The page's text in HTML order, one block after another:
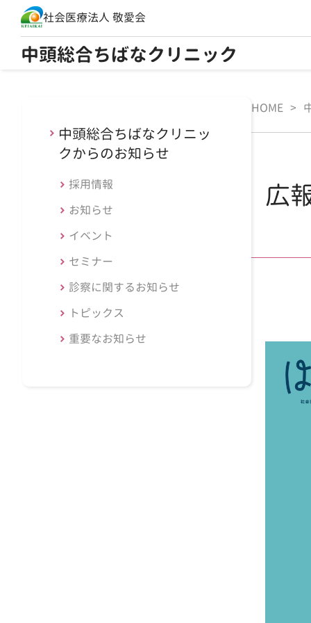
社会医療法人 敬愛会
中頭総合ちばなクリニック
HOME >
広
中頭総合ちばなクリニッ
クからのお知らせ
採用情報
お知らせ
イベント
セミナー
診察に関するお知らせ
トピックス
重要なお知らせ